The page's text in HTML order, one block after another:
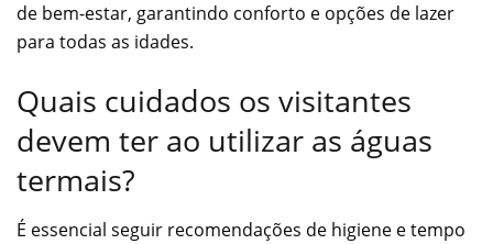
de bem-estar, garantindo conforto e opções de lazer
para todas as idades.
Quais cuidados os visitantes
devem ter ao utilizar as águas
termais?
É essencial seguir recomendações de higiene e tempo